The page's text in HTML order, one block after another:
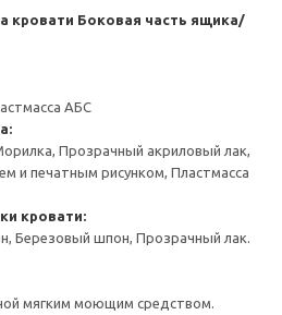
кровати Боковая часть ящика/
АБС
Прозрачный акриловый лак,
и печатным рисунком, Пластмасса
кровати:
Березовый шпон, Прозрачный лак.
мягким моющим средством.